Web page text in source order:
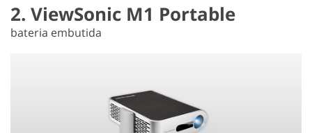
2. ViewSonic M1 Portable
bateria embutida